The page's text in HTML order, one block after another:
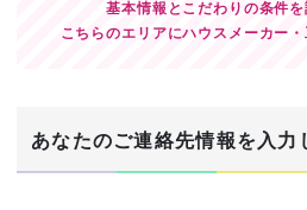
基本情報とこだわりの条件を
こちらのエリアにハウスメーカー・
あなたのご連絡先情報を入力